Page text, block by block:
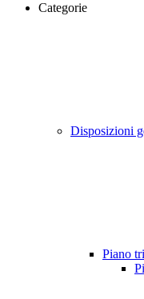
Categorie
Disposizioni
Piano